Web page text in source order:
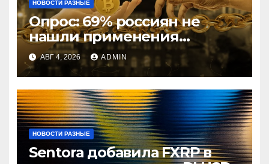
НОВОСТИ РАЗНЫЕ
Опрос: 69% россиян не
нашли применения
криптовалютам
АВГ 4, 2026 ADMIN
НОВОСТИ РАЗНЫЕ
Sentora добавила FXRP в